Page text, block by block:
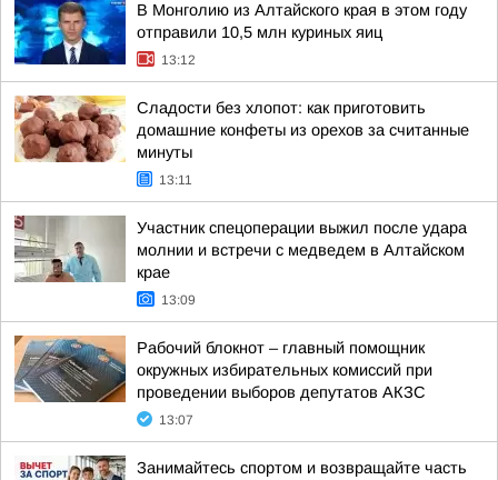
В Монголию из Алтайского края в этом году
отправили 10,5 млн куриных яиц
13:12
Сладости без хлопот: как приготовить
домашние конфеты из орехов за считанные
минуты
13:11
Участник спецоперации выжил после удара
молнии и встречи с медведем в Алтайском
крае
13:09
Рабочий блокнот – главный помощник
окружных избирательных комиссий при
проведении выборов депутатов АКЗС
13:07
Занимайтесь спортом и возвращайте часть